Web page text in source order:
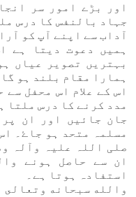
اور بڑے امور سر
جہاد بالنفس کا درس
آداب سے اپنے آپ کو
ہمیں دعوت دیتا ہے
بہتریں تصویر عیاں
ہمارا مقام بلند ہو
اس کے علام اس محفل
مدد کرنے کا درس ملتا
جان جائیں اور ان
مسلمہ متحد ہو جاۓ۔
صلی اللہ علیہ وآلہ
ان سے حاصل ہونے
استفادہ ہوتا ہے۔
والله سبحانه وتعالى